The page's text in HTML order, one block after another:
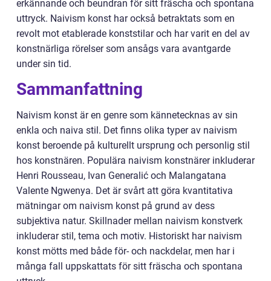
erkännande och beundran för sitt fräscha och spontana
uttryck. Naivism konst har också betraktats som en
revolt mot etablerade konststilar och har varit en del av
konstnärliga rörelser som ansågs vara avantgarde
under sin tid.
Sammanfattning
Naivism konst är en genre som kännetecknas av sin
enkla och naiva stil. Det finns olika typer av naivism
konst beroende på kulturellt ursprung och personlig stil
hos konstnären. Populära naivism konstnärer inkluderar
Henri Rousseau, Ivan Generalić och Malangatana
Valente Ngwenya. Det är svårt att göra kvantitativa
mätningar om naivism konst på grund av dess
subjektiva natur. Skillnader mellan naivism konstverk
inkluderar stil, tema och motiv. Historiskt har naivism
konst mötts med både för- och nackdelar, men har i
många fall uppskattats för sitt fräscha och spontana